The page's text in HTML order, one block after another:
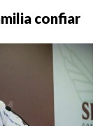
confiar